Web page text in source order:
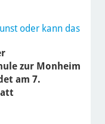
oder kann das
zur Monheim
am 7.